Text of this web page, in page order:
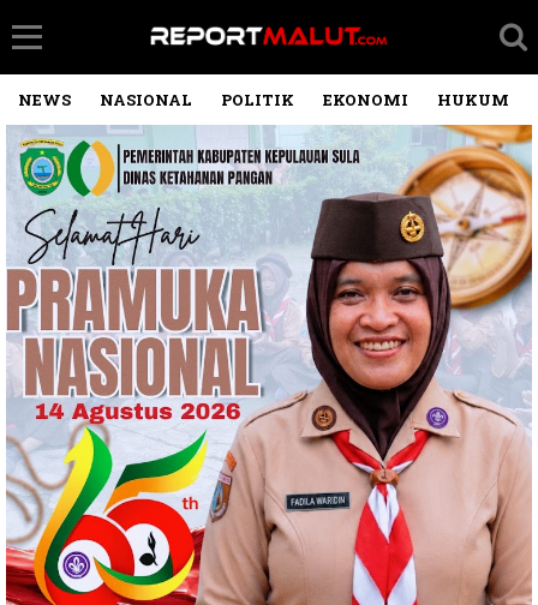
NEWS NASIONAL POLITIK EKONOMI HUKUM